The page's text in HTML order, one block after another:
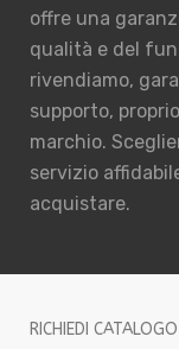
offre una
qualità e del
rivendiamo,
supporto,
marchio.
servizio
acquistare.
RICHIEDI CATALOGO